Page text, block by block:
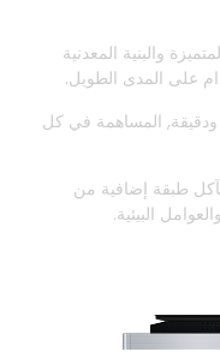
والبنية المعدنية
على المدى الطويل.
ودقيقة, المساهمة في كل
طبقة إضافية من
البيئية.